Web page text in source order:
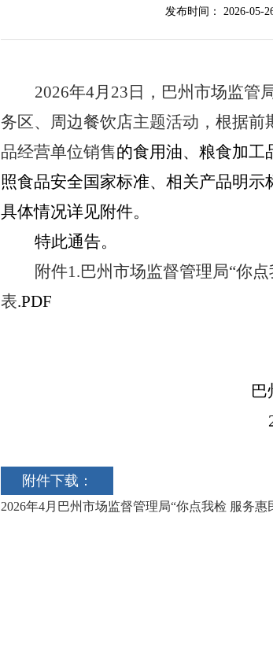
发布时间： 2026-05-
2026年4月23日， 巴州市场监管
务区、周边餐饮店主题活动 ， 根据前
品经营单位销售的食用油、粮食加工
照食品安全国家标准、相关产品明示
具体情况详见附件。
特此通告。
附件1.巴州市场监督管理局“你
表.PDF
巴
附件下载：
2026年4月巴州市场监督管理局“你点我检 服务